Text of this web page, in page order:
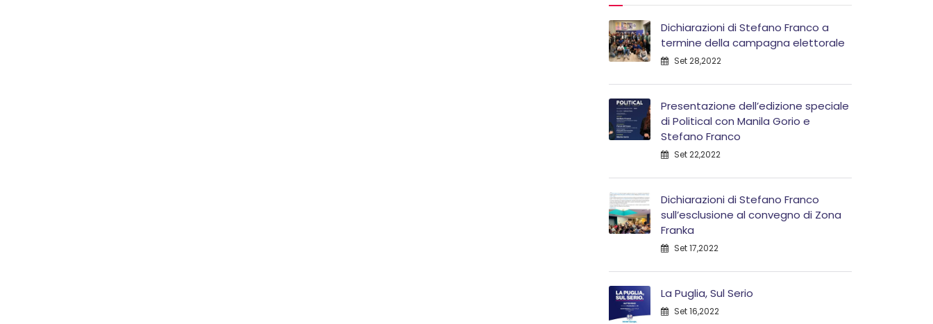
Dichiarazioni di Stefano Franco a
termine della campagna elettorale
Set 28,2022
Presentazione dell’edizione speciale
di Political con Manila Gorio e
Stefano Franco
Set 22,2022
Dichiarazioni di Stefano Franco
sull’esclusione al convegno di Zona
Franka
Set 17,2022
La Puglia, Sul Serio
Set 16,2022